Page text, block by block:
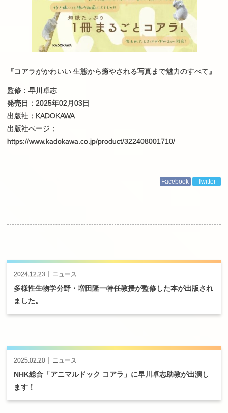
『コアラがかわいい 生態から癒やされる写真まで魅力のすべて』
監修：早川卓志
発売日： 2025年02 月03日
出版社：KADOKAWA
出版社ページ：
https://www.kadokawa.co.jp/product/322408001710/
Facebook Twitter
ョ
2024.12.23 ニュース
多様性生物学分野・ 増田隆一特任教授が監修した本が出版され
ました。
2025.02.20 ニュース
NHK総合「アニマルドック コアラ」 に早川卓志助教が出演し
ます！